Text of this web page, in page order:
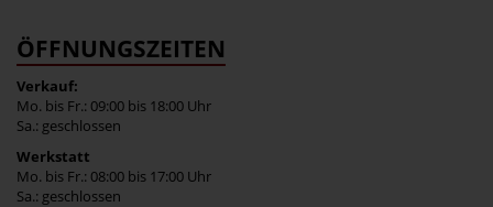
ÖFFNUNGSZEITEN
Verkauf:
Mo. bis Fr.: 09:00 bis 18:00 Uhr
Sa.: geschlossen
Werkstatt
Mo. bis Fr.: 08:00 bis 17:00 Uhr
Sa.: geschlossen